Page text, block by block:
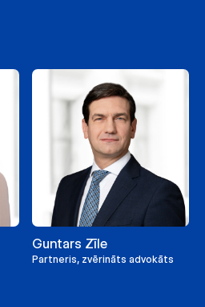
Guntars Zīle
Partneris, zvērināts advokāts